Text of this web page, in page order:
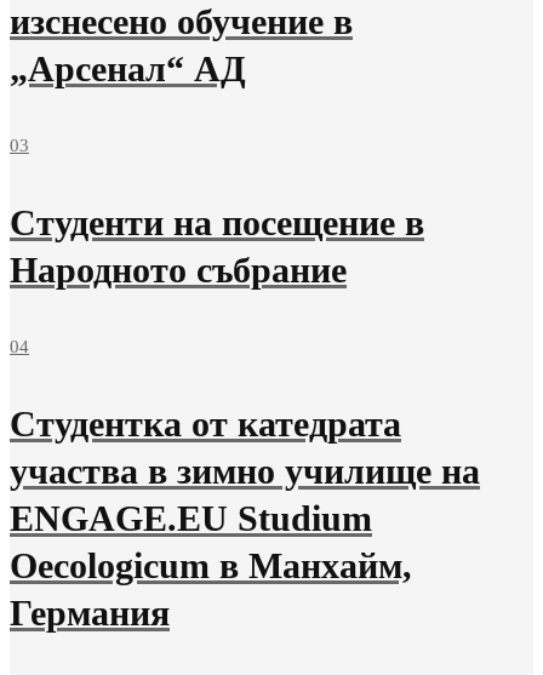
изснесено обучение в
„Арсенал“ АД
03
Студенти на посещение в
Народното събрание
04
Студентка от катедрата
участва в зимно училище на
ENGAGE.EU Studium
Oecologicum в Манхайм,
Германия